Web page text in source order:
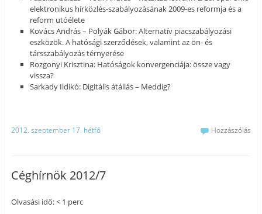
elektronikus hírközlés-szabályozásának 2009-es reformja és a
reform utóélete
Kovács András – Polyák Gábor: Alternatív piacszabályozási
eszközök. A hatósági szerződések, valamint az ön- és
társszabályozás térnyerése
Rozgonyi Krisztina: Hatóságok konvergenciája: össze vagy
vissza?
Sarkady Ildikó: Digitális átállás – Meddig?
2012. szeptember 17. hétfő Hozzászólás
Céghírnök 2012/7
Olvasási idő: < 1 perc